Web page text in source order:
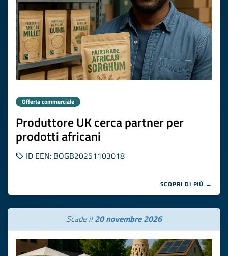
Offerta commerciale
Produttore UK cerca partner per
prodotti africani
ID EEN: BOGB20251103018
SCOPRI DI PIÙ →
Scade il20 novembre 2026